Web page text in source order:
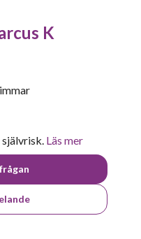
K
Läs mer